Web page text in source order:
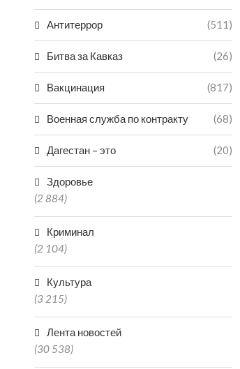
Антитеррор (511)
Битва за Кавказ (26)
Вакцинация (817)
Военная служба по контракту (68)
Дагестан – это (20)
Здоровье
(2 884)
Криминал
(2 104)
Культура
(3 215)
Лента новостей
(30 538)